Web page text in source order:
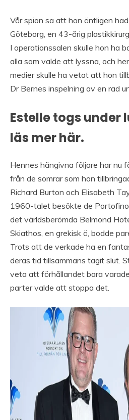
Vår spion sa att hon äntligen
Göteborg, en 43-årig
I operationssalen skulle hon ha
alla som valde att lyssna, och
medier skulle ha vetat att hon
Dr Bernes inspelning av en rad
Estelle togs under
läs mer här.
Hennes hängivna följare har nu
från de somrar som hon
Richard Burton och Elisabeth
1960-talet besökte de
det världsberömda Belmond
Skiathos, en grekisk ö, bodde
Trots att de verkade ha en
deras tid tillsammans tagit slut.
veta att förhållandet bara
parter valde att stoppa det.